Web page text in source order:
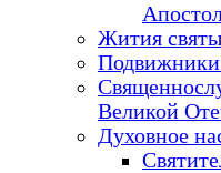
Жития
Подвижники
Великой
Духовное